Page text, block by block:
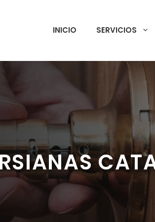
INICIO SERVICIOS